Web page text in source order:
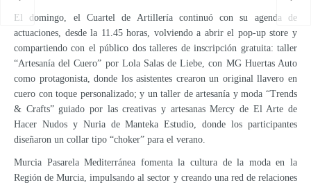
El domingo, el Cuartel de Artillería continuó con su agenda de
actuaciones, desde la 11.45 horas, volviendo a abrir el pop-up store y
compartiendo con el público dos talleres de inscripción gratuita: taller
“Artesanía del Cuero” por Lola Salas de Liebe, con MG Huertas Auto
como protagonista, donde los asistentes crearon un original llavero en
cuero con toque personalizado; y un taller de artesanía y moda “Trends
& Crafts” guiado por las creativas y artesanas Mercy de El Arte de
Hacer Nudos y Nuria de Manteka Estudio, donde los participantes
diseñaron un collar tipo “choker” para el verano.
Murcia Pasarela Mediterránea fomenta la cultura de la moda en la
Región de Murcia, impulsando al sector y creando una red de relaciones